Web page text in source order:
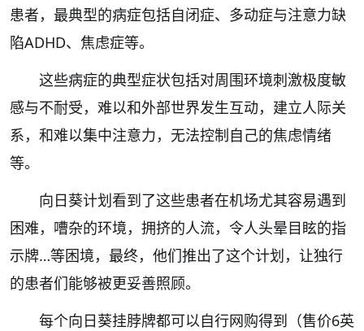
患者，最典型的病症包括自闭症、多动症与注意力缺
陷ADHD、焦虑症等。
这些病症的典型症状包括对周围环境刺激极度敏
感与不耐受，难以和外部世界发生互动，建立人际关
系，和难以集中注意力，无法控制自己的焦虑情绪
等。
向日葵计划看到了这些患者在机场尤其容易遇到
困难，嘈杂的环境，拥挤的人流，令人头晕目眩的指
示牌…等困境，最终，他们推出了这个计划，让独行
的患者们能够被更妥善照顾。
每个向日葵挂脖牌都可以自行网购得到（售价6英